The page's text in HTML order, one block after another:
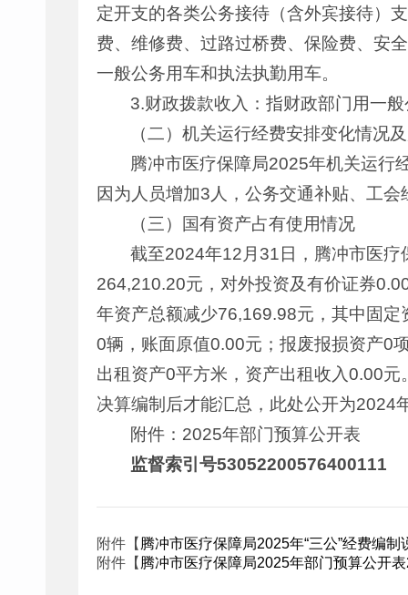
定开支的各类公务接待（含外宾接待）
费、维修费、过路过桥费、保险费、安
一般公务用车和执法执勤用车。
3.财政拨款收入：指财政部门用一
（二）机关运行经费安排变化情况
腾冲市医疗保障局2025年机关运行
因为人员增加3人，公务交通补贴、工
（三）国有资产占有使用情况
截至2024年12月31日，腾冲市医
264,210.20元，对外投资及有价证券
年资产总额减少76,169.98元，其中固
0辆，账面原值0.00元；报废报损资产0
出租资产0平方米，资产出租收入0.00
决算编制后才能汇总，此处公开为2024
附件：2025年部门预算公开表
监督索引号53052200576400111
附件【 腾冲市医疗保障局2025年“三公”经费编制
附件【 腾冲市医疗保障局2025年部门预算公开